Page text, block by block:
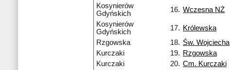
Kosynierów
Gdyńskich
16. Wczesna NŻ
Kosynierów
Gdyńskich
17. Królewska
Rzgowska 18. Św. Wojciecha
Kurczaki
19. Rzgowska
Kurczaki
20. Cm. Kurczaki